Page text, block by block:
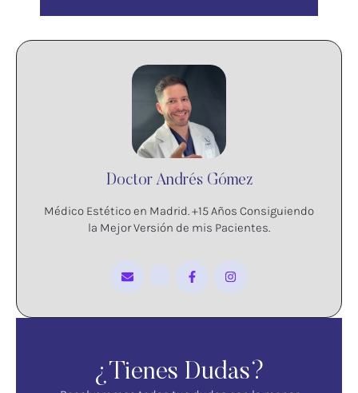
Doctor Andrés Gómez
Médico Estético en Madrid. +15 Años Consiguiendo
la Mejor Versión de mis Pacientes.
¿Tienes Dudas?